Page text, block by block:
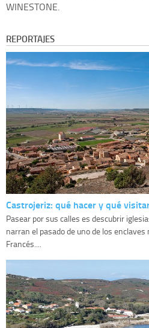
WINESTONE.
REPORTAJES
Castrojeriz: qué hacer y qué
Pasear por sus calles es descubrir
narran el pasado de uno de los
Francés....